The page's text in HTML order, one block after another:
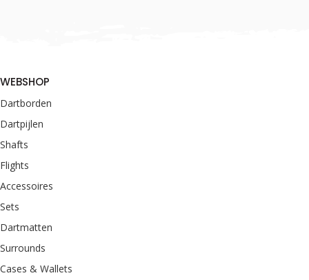
WEBSHOP
Dartborden
Dartpijlen
Shafts
Flights
Accessoires
Sets
Dartmatten
Surrounds
Cases & Wallets